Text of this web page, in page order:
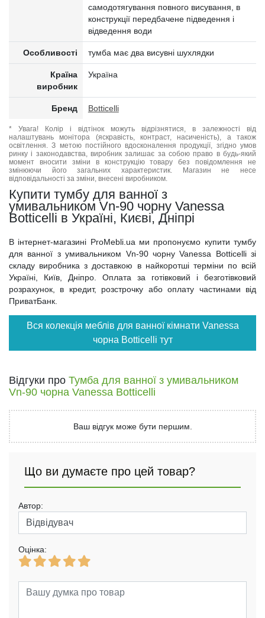
самодотягування повного висування, в
конструкції передбачене підведення і
відведення води
Особливості тумба має два висувні шухлядки
Країна
виробник
Україна
Бренд Botticelli
* Увага! Колір і відтінок можуть відрізнятися, в залежності від
налаштувань монітора (яскравість, контраст, насиченість), а також
освітлення. З метою постійного вдосконалення продукції, згідно умов
ринку і законодавства, виробник залишає за собою право в будь-який
момент вносити зміни в конструкцію товару без повідомлення не
змінюючи його загальних характеристик. Магазин не несе
відповідальності за зміни, внесені виробником.
Купити тумбу для ванної з
умивальником Vn-90 чорну Vanessa
Botticelli в Україні, Києві, Дніпрі
В інтернет-магазині ProMebli.ua ми пропонуємо купити тумбу
для ванної з умивальником Vn-90 чорну Vanessa Botticelli зі
складу виробника з доставкою в найкоротші терміни по всій
Україні, Київ, Дніпро. Оплата за готівковий і безготівковий
розрахунок, в кредит, розстрочку або оплату частинами від
ПриватБанк.
Вся колекція меблів для ванної кімнати Vanessa
чорна Botticelli тут
Відгуки про Тумба для ванної з умивальником
Vn-90 чорна Vanessa Botticelli
Ваш відгук може бути першим.
Що ви думаєте про цей товар?
Автор:
Оцінка: